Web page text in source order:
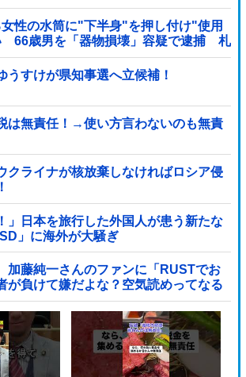
女性の水筒に"下半身"を押し付け"使用
66歳男を「器物損壊」容疑で逮捕 札
うすけが県知事選へ立候補！
は無責任！→使い方言わないのも無責
クライナが核放棄しなければロシア侵
」日本を旅行した外国人が患う新たな
」に海外が大騒ぎ
加藤純一さんのファンに「RUSTでお
が負けて嫌だよな？空気読めってなる
VCR。お前らVCR向いてるよ」→大炎